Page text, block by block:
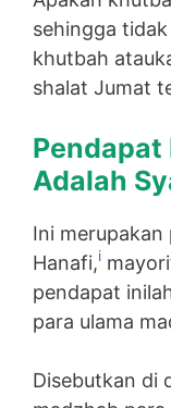
sehingga
khutbah
shalat Jumat
Pendapat
Adalah
Ini
Hanafi,i
pendapat
para ulama
Disebutkan di